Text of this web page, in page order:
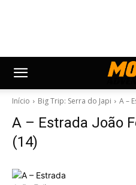
Início Big Trip: Serra do Japi A –
A – Estrada João
(14)